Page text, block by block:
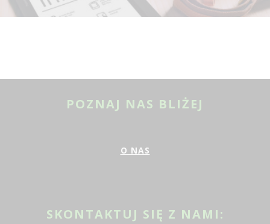
POZNAJ NAS BLIŻEJ
O NAS
SKONTAKTUJ SIĘ Z NAMI: